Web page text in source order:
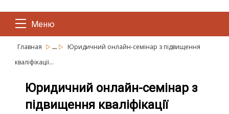
Меню
Главная ...
Юридичний онлайн-семінар з підвищення
кваліфікації...
Юридичний онлайн-семінар з
підвищення кваліфікації